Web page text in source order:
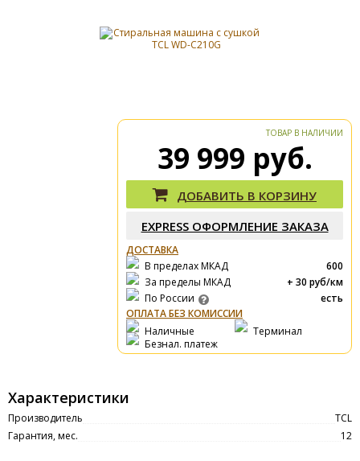
ТОВАР В НАЛИЧИИ
39 999 руб.
ДОБАВИТЬ В КОРЗИНУ
EXPRESS OФОРМЛЕНИЕ ЗАКАЗА
ДОСТАВКА
В пределах МКАД
600
За пределы МКАД
+ 30 руб/км
По России
есть
ОПЛАТА БЕЗ КОМИССИИ
Наличные
Терминал
Безнал. платеж
Характеристики
Производитель
TCL
Гарантия, мес.
12